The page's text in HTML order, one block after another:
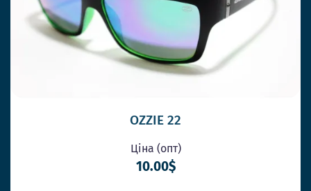
OZZIE 22
Ціна (опт)
10.00$